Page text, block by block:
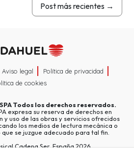
Post más recientes →
Aviso legal
Política de privacidad
de cookies
Todos los derechos reservados.
expresa su reserva de derechos en
y uso de las obras y servicios ofrecidos
los medios de lectura mecánica o
se juzgue adecuado para tal fin.
Cadena Ser, España 2026.